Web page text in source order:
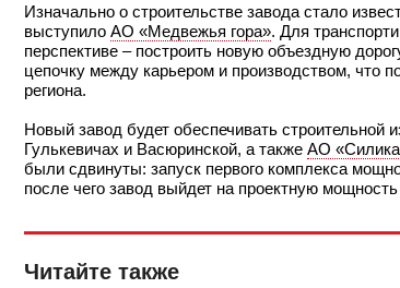
Изначально о строительстве завода стало
выступило АО «Медвежья гора». Для
перспективе – построить новую объездную
цепочку между карьером и производством, что
региона.
Новый завод будет обеспечивать
Гулькевичах и Васюринской, а также АО
были сдвинуты: запуск первого комплекса
после чего завод выйдет на проектную мощность
Читайте также